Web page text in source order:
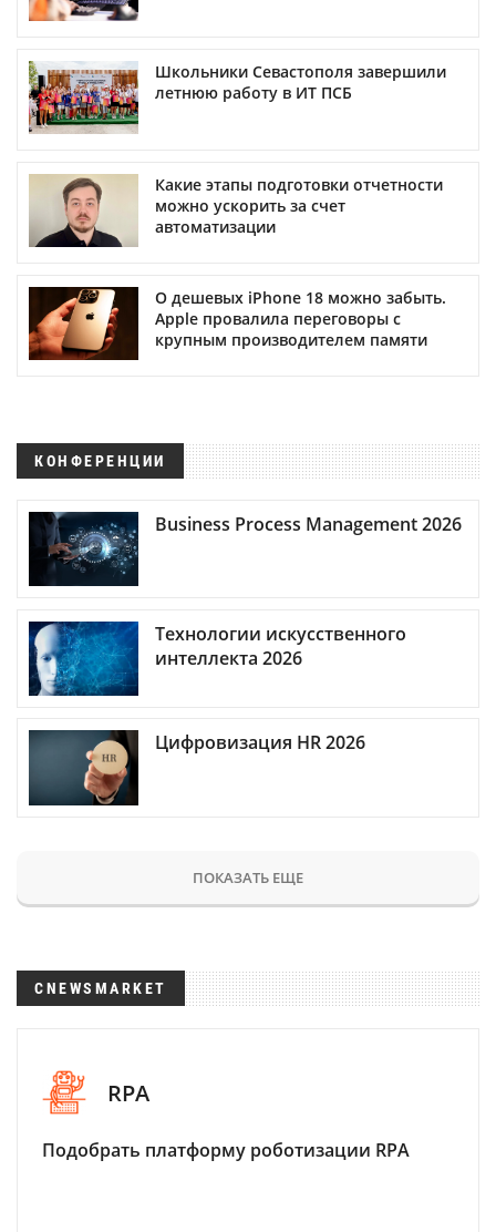
Школьники Севастополя завершили
летнюю работу в ИТ ПСБ
Какие этапы подготовки отчетности
можно ускорить за счет
автоматизации
О дешевых iPhone 18 можно забыть.
Apple провалила переговоры с
крупным производителем памяти
КОНФЕРЕНЦИИ
Business Process Management 2026
Технологии искусственного
интеллекта 2026
Цифровизация HR 2026
ПОКАЗАТЬ ЕЩЕ
CNEWSMARKET
RPA
Подобрать платформу роботизации RPA